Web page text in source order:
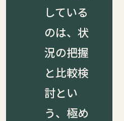
している
のは、状
況の把握
と比較検
討とい
う、極め